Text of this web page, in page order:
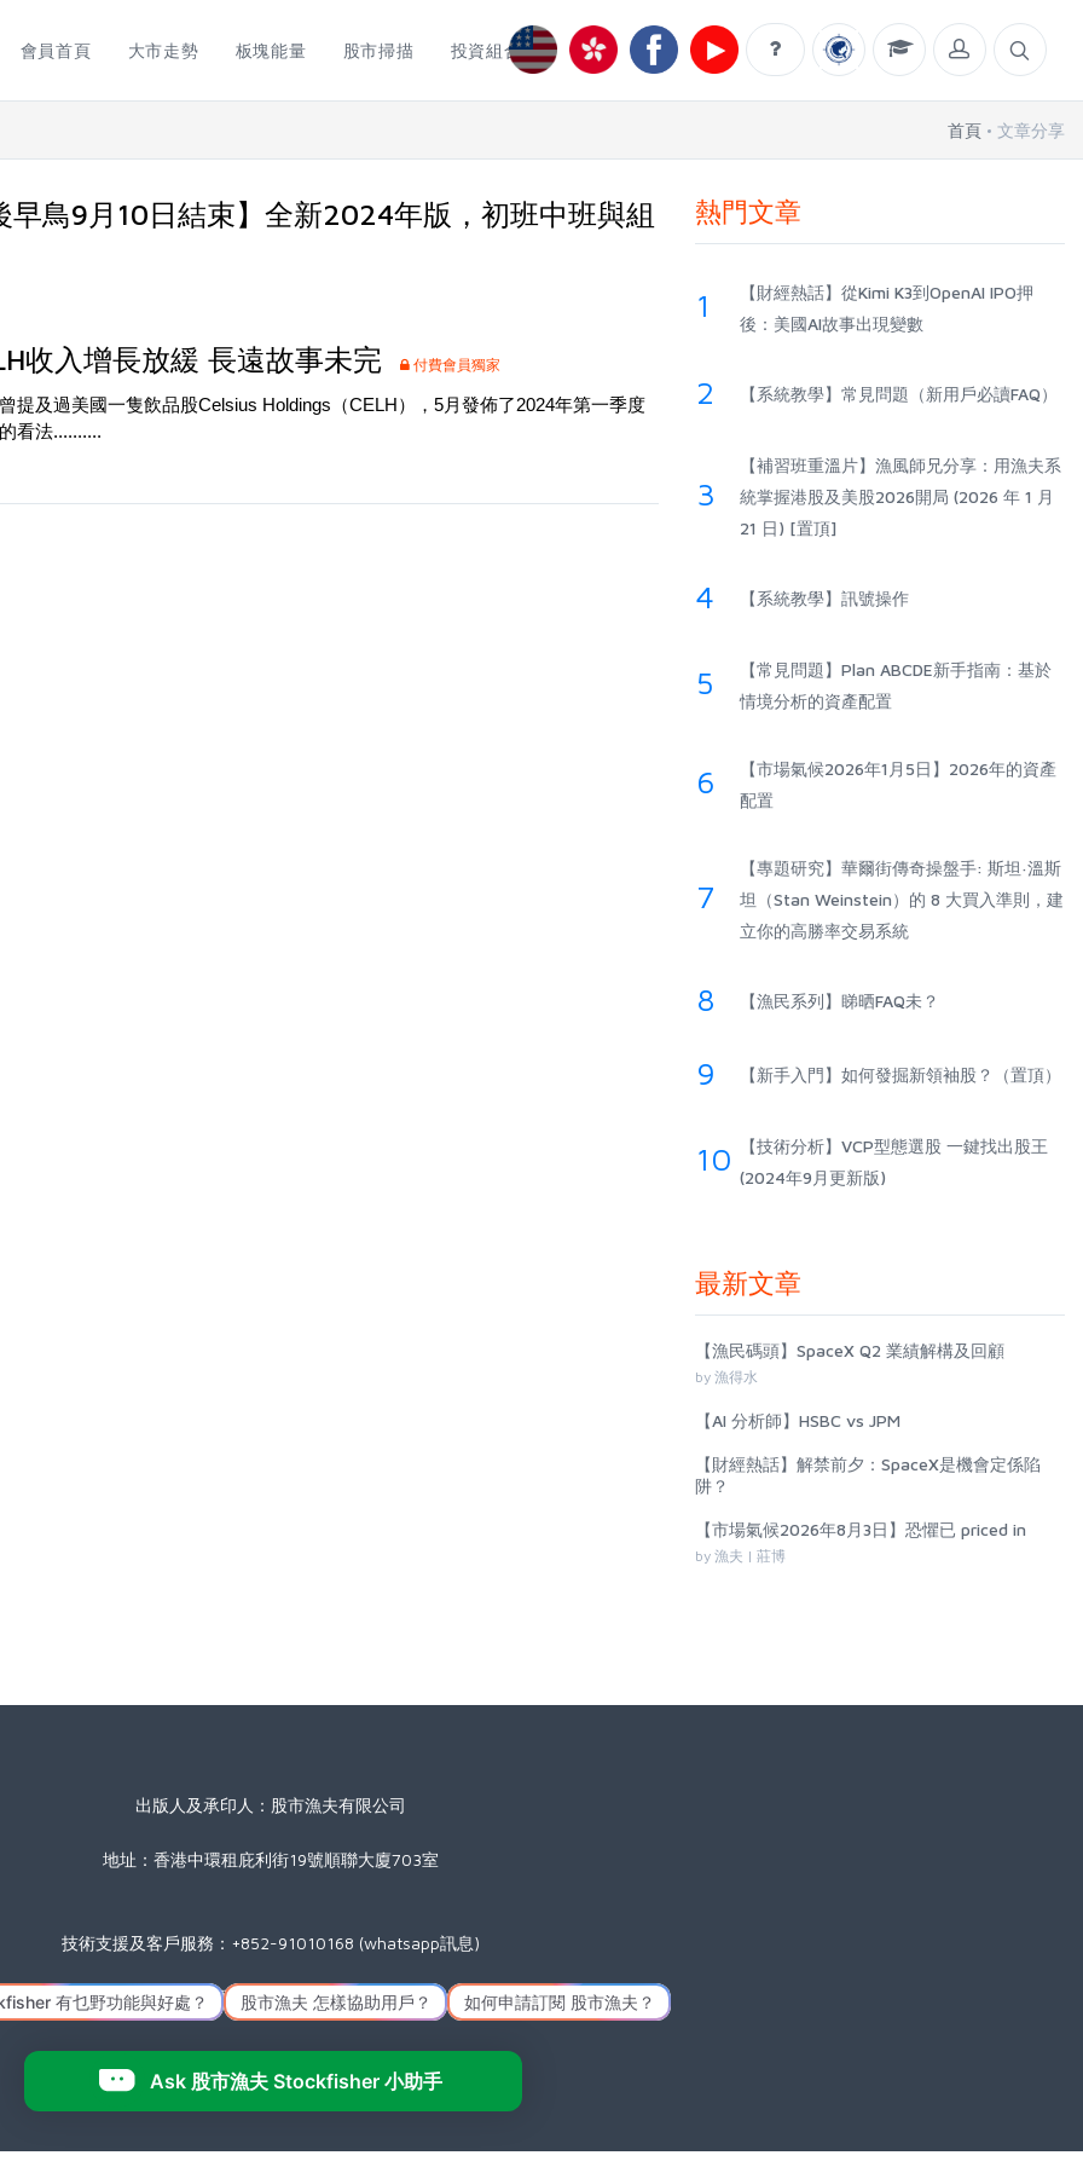
會員首頁 大市走勢 板塊能量 股市掃描 投資組合
首頁 文章分享
早鳥9月10日結束】全新2024年版，初班中班與組
收入增長放緩 長遠故事未完 付費會員獨家
提及過美國一隻飲品股Celsius Holdings（CELH），5月發佈了2024年第一季度
看法..........
熱門文章
1
【財經熱話】從Kimi K3到OpenAI IPO押
後：美國AI故事出現變數
2 【系統教學】常見問題（新用戶必讀FAQ）
3
【補習班重溫片】漁風師兄分享：用漁夫系
統掌握港股及美股2026開局 (2026 年 1 月
21 日) [置頂]
4 【系統教學】訊號操作
5
【常見問題】Plan ABCDE新手指南：基於
情境分析的資產配置
6
【市場氣候2026年1月5日】2026年的資產
配置
7
【專題研究】華爾街傳奇操盤手: 斯坦·溫斯
坦（Stan Weinstein）的 8 大買入準則，建
立你的高勝率交易系統
8 【漁民系列】睇晒FAQ未？
9 【新手入門】如何發掘新領袖股？（置頂）
10
【技術分析】VCP型態選股 一鍵找出股王
(2024年9月更新版)
最新文章
【漁民碼頭】SpaceX Q2 業績解構及回顧
by 漁得水
【AI 分析師】HSBC vs JPM
【財經熱話】解禁前夕：SpaceX是機會定係陷
阱？
【市場氣候2026年8月3日】恐懼已 priced in
by 漁夫 | 莊博
出版人及承印人：股市漁夫有限公司
地址：香港中環租庇利街19號順聯大廈703室
技術支援及客戶服務：+852-91010168 (whatsapp訊息)
星期一至五(公眾假期除外) 09:00 至 17:30
Icon made byFreepikfromwww.flaticon.com